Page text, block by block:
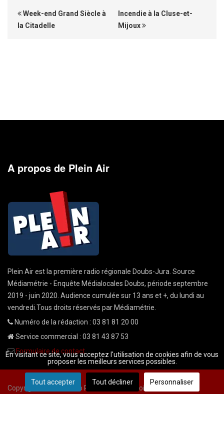
Week-end Grand Siècle à
la Citadelle
Incendie à la Cluse-et-
Mijoux
A propos de Plein Air
Plein Air est la première radio régionale Doubs-Jura. Source
Médiamétrie - Enquête Médialocales Doubs, période septembre
2019 - juin 2020. Audience cumulée sur 13 ans et +, du lundi au
vendredi.Tous droits réservés par Médiamétrie.
Numéro de la rédaction : 03 81 81 20 00
Service commercial : 03 81 43 87 53
Formulaire de contact
Copyright © 2026 Radio Plein Air - Tous droits réservés
En visitant ce site, vous acceptez l'utilisation de cookies afin de vous
proposer les meilleurs services possibles.
Tout accepter Tout décliner Personnaliser